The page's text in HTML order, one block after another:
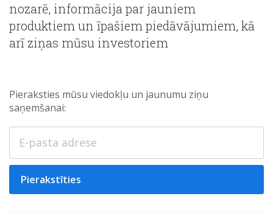
nozarē, informācija par jauniem
produktiem un īpašiem piedāvājumiem, kā
arī ziņas mūsu investoriem
Pieraksties mūsu viedokļu un jaunumu ziņu
saņemšanai:
Pierakstīties